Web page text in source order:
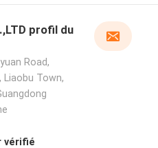
profil du
Road,
Liaobu Town,
vérifié